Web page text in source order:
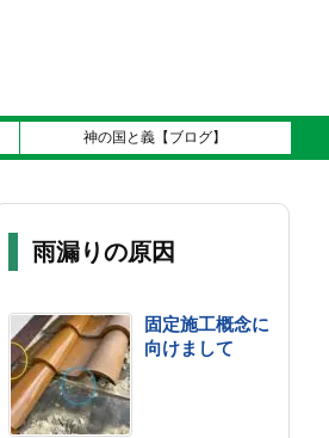
神の国と義【ブログ】
雨漏りの原因
固定施工概念に
向けまして